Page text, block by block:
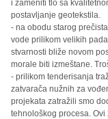
i zameniti tlo sa
postavljanje geotekstila.
- na obodu starog
vode prilikom velikih
stvarnosti bliže novom
morale biti izmeštane.
- prilikom tenderisanja
zatvarača nužnih za
projekata zatražili smo
tehnološkog procesa.